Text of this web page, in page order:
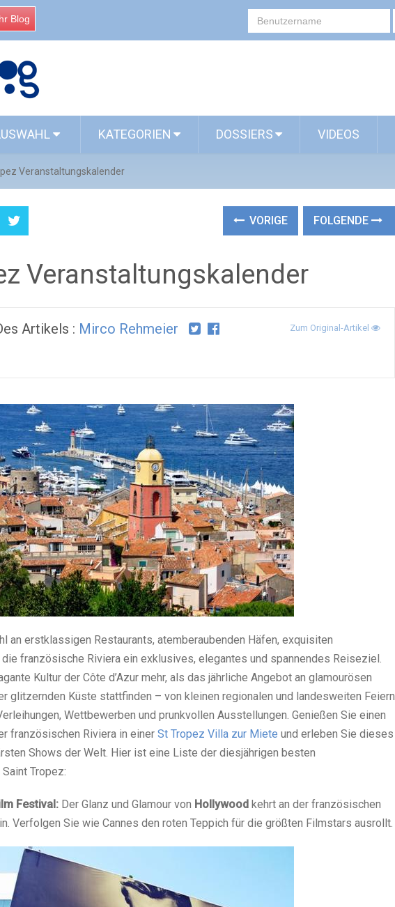
Blog
KATEGORIEN DOSSIERS VIDEOS
Veranstaltungskalender
VORIGE FOLGENDE
Veranstaltungskalender
Artikels : Mirco Rehmeier Zum Original-Artikel
an erstklassigen Restaurants, atemberaubenden Häfen, exquisiten
französische Riviera ein exklusives, elegantes und spannendes Reiseziel.
Kultur der Côte d’Azur mehr, als das jährliche Angebot an glamourösen
glitzernden Küste stattfinden – von kleinen regionalen und landesweiten Feiern
Wettbewerben und prunkvollen Ausstellungen. Genießen Sie einen
französischen Riviera in einer St Tropez Villa zur Miete und erleben Sie dieses
Shows der Welt. Hier ist eine Liste der diesjährigen besten
Tropez:
Festival: Der Glanz und Glamour von Hollywood kehrt an der französischen
Verfolgen Sie wie Cannes den roten Teppich für die größten Filmstars ausrollt.